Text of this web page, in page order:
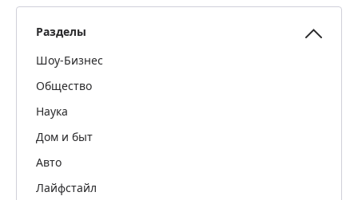
Разделы
Шоу-Бизнес
Общество
Наука
Дом и быт
Авто
Лайфстайл